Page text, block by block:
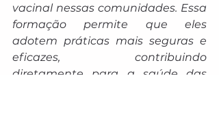
vacinal nessas comunidades. Essa
formação permite que eles
adotem práticas mais seguras e
eficazes, contribuindo
diretamente para a saúde das